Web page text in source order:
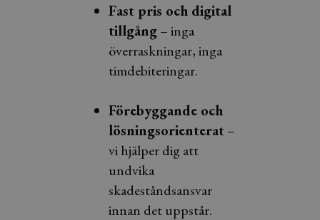
Fast pris och digital
tillgång– inga
överraskningar, inga
timdebiteringar.
Förebyggande och
lösningsorienterat–
vi hjälper dig att
undvika
skadeståndsansvar
innan det uppstår.